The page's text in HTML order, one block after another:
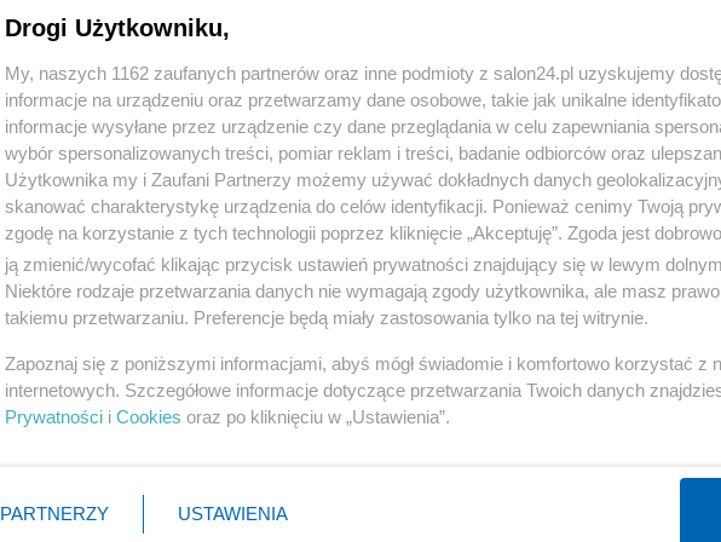
« WRÓĆ DO NOTKI
Polityka
Rosja
PiS
Prezydent
NATO
Gospodarka
Biznes
Pieniądze
Inwestycje
Podatki
Drogi Użytkowniku,
My, naszych 1162 zaufanych partnerów oraz inne podmioty z salon24.pl uzyskujemy
informacje na urządzeniu oraz przetwarzamy dane osobowe, takie jak unikalne
informacje wysyłane przez urządzenie czy dane przeglądania w celu zapewniania
wybór spersonalizowanych treści, pomiar reklam i treści, badanie odbiorców oraz
Użytkownika my i Zaufani Partnerzy możemy używać dokładnych danych
skanować charakterystykę urządzenia do celów identyfikacji. Ponieważ cenimy Twoją
zgodę na korzystanie z tych technologii poprzez kliknięcie „Akceptuję”. Zgoda jest
ją zmienić/wycofać klikając przycisk ustawień prywatności znajdujący się w lewym
Niektóre rodzaje przetwarzania danych nie wymagają zgody użytkownika, ale masz
takiemu przetwarzaniu. Preferencje będą miały zastosowania tylko na tej witrynie.
Zapoznaj się z poniższymi informacjami, abyś mógł świadomie i komfortowo korzystać z
internetowych. Szczegółowe informacje dotyczące przetwarzania Twoich danych
Prywatności i Cookies oraz po kliknięciu w „Ustawienia”.
PARTNERZY USTAWIENIA